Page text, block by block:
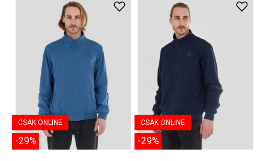
CSAK ONLINE
-29%
CSAK ONLINE
-29%